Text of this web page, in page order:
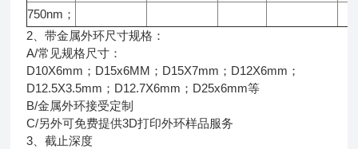
750nm；
2、带金属外环尺寸规格：
A/常见规格尺寸：
D10X6mm；D15x6MM；D15X7mm；D12X6mm；
D12.5X3.5mm；D12.7X6mm；D25x6mm等
B/金属外环接受定制
C/另外可免费提供3D打印外环样品服务
3、截止深度